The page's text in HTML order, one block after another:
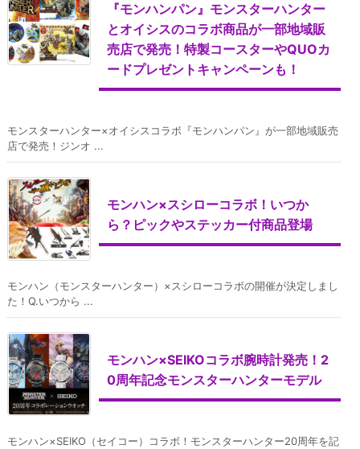
『モンハンパン』モンスターハンター
とオイシスのコラボ商品が一部地域販
売店で発売！特製コースターやQUOカ
ードプレゼントキャンペーンも！
モンスターハンター×オイシスコラボ『モンハンパン』が一部地域販売
店で発売！ジンオ ...
モンハン×スシローコラボ！いつか
ら？ピックやステッカー付商品登場
モンハン（モンスターハンター）×スシローコラボの開催が決定しまし
た！Q.いつから ...
モンハン×SEIKOコラボ腕時計発売！2
0周年記念モンスターハンターモデル
モンハン×SEIKO（セイコー）コラボ！モンスターハンター20周年を記